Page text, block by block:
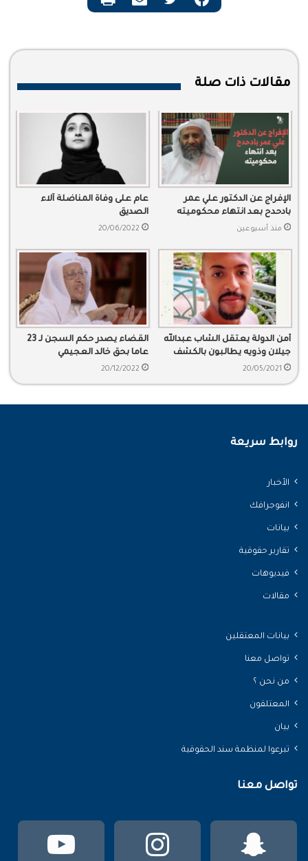
مقالات ذات صلة
الإفراج عن الدكتور علي عمر
بادحدح بعد انتهاء محكوميته
منذ أسبوعين
عام على وفاة المناضلة آلاء
الصديق
20/06/2022
أمن الدولة يعتقل الشاب عبدالله
جيلان وذويه يطالبون بالكشف
عن مصيره
20/05/2021
القضاء يصدر حكم السجن لـ 23
عاما بحق خالد العجيمي
20/12/2022
روابط سريعة
الأخبار
انفوجرافك
بيانات
تقارير حقوقية
فيديوهات
مقالات
بيانات المعتقلين
تواصل معنا
من نحن ؟
المعتلقون
بيان
تبرعوا لمنظمة سند الحقوقية
تواصل معنا
انستقرام سناب